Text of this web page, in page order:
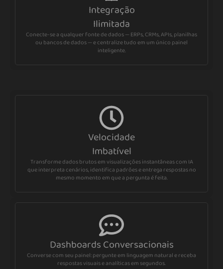
Integração
Ilimitada
Conecte-se a qualquer fonte de dados — ERPs, CRMs, APIs, planilhas
ou bancos de dados — e centralize tudo em um único painel
inteligente.
Velocidade
Imbatível
Transforme dados brutos em visualizações instantâneas com IA
que interpreta cenários, identifica padrões e entrega respostas no
mesmo momento em que a pergunta é feita.
Dashboards Conversacionais
Converse com seu painel: pergunte em linguagem natural e receba
respostas visuais e analíticas em segundos.